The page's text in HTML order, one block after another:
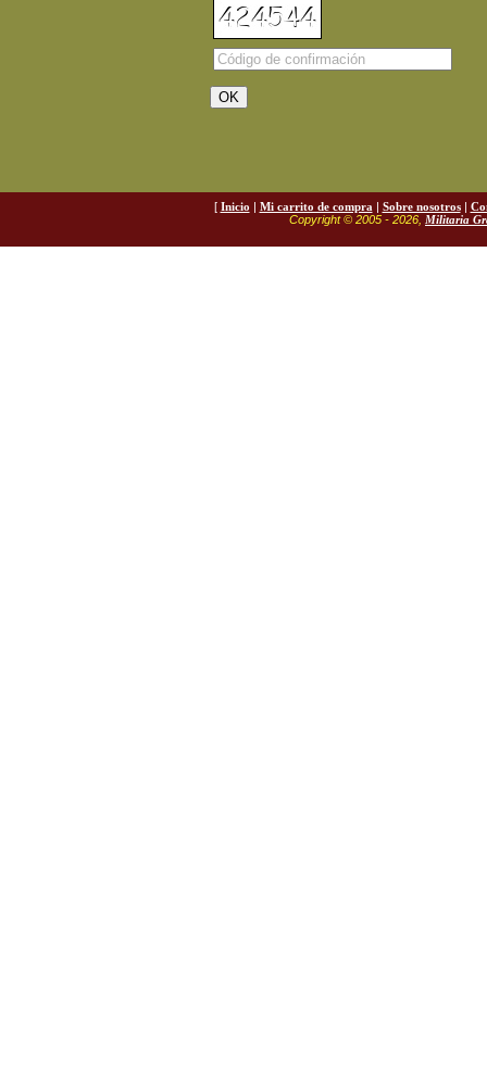
[ Inicio | Mi carrito de compra | Sobre nosotros|
Copyright © 2005 - 2026, Militaria